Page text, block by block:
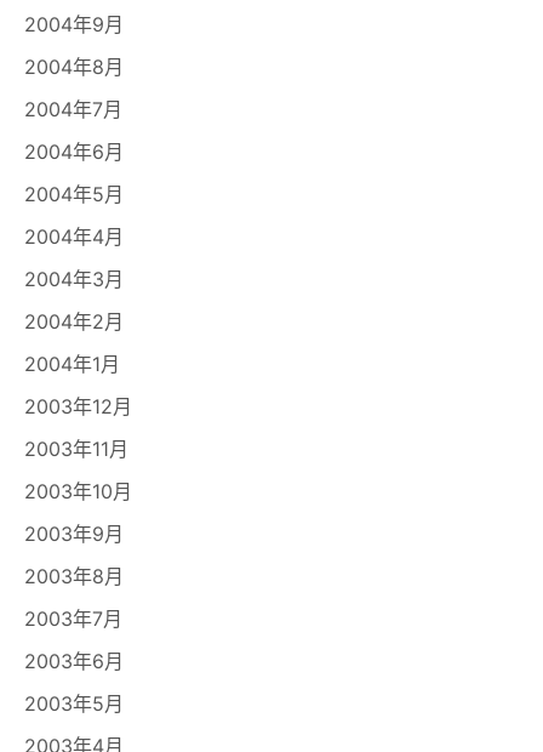
2004年9月
2004年8月
2004年7月
2004年6月
2004年5月
2004年4月
2004年3月
2004年2月
2004年1月
2003年12月
2003年11月
2003年10月
2003年9月
2003年8月
2003年7月
2003年6月
2003年5月
2003年4月